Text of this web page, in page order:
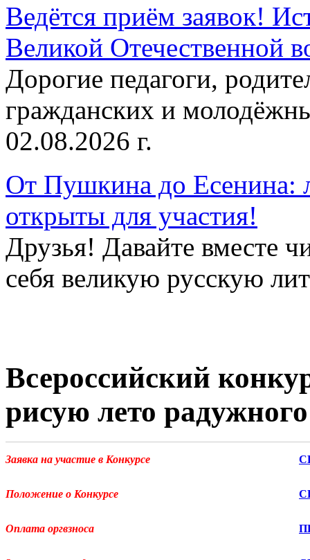
Ведётся приём заявок!
Великой Отечественной
Дорогие педагоги,
гражданских и
02.08.2026 г.
От Пушкина до Есенина:
открыты для участия!
Друзья! Давайте вместе
себя великую русскую
Всероссийский
рисую лето
Заявка на участие в Конкурсе
Положение о Конкурсе
Оплата оргвзноса